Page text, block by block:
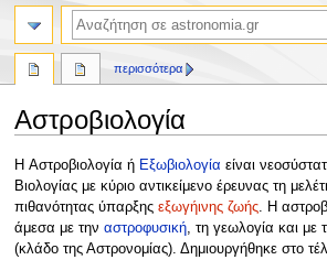
Αστροβιολογία
Πήδηση
στην
πλοήγηση
Πήδηση
στην
αναζήτηση
H Αστροβιολογία ή Εξωβιολογία είναι
Βιολογίας με κύριο αντικείμενο έρευνας τη
πιθανότητας ύπαρξης εξωγήινης ζωής. Η
άμεσα με την αστροφυσική, τη γεωλογία και με
(κλάδο της Αστρονομίας). Δημιουργήθηκε στο
περισσότερα
αναζήτηση